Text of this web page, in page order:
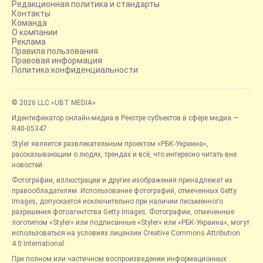
Редакционная политика и стандарты
Контакты
Команда
О компании
Реклама
Правила пользования
Правовая информация
Политика конфиденциальности
© 2026 LLC «UBT MEDIA»
Идентификатор онлайн-медиа в Реестре субъектов в сфере медиа —
R40-05347
Styler является развлекательным проектом «РБК-Украина»,
рассказывающим о людях, трендах и всё, что интересно читать вне
новостей.
Фотографии, иллюстрации и другие изображения принадлежат их
правообладателям. Использование фотографий, отмеченных Getty
Images, допускается исключительно при наличии письменного
разрешения фотоагентства Getty Images. Фотографии, отмеченные
логотипом «Styler» или подписанные «Styler» или «РБК-Украина», могут
использоваться на условиях лицензии Creative Commons Attribution
4.0 International.
При полном или частичном воспроизведении информационных